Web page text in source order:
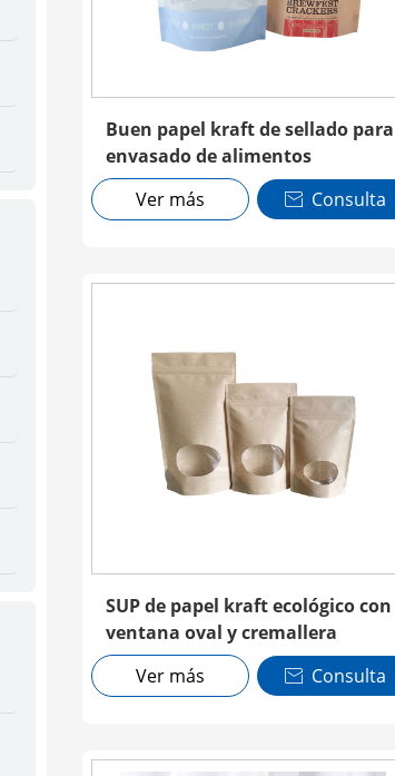
Buen papel kraft de sellado para
envasado de alimentos
Ver más
 Consulta
SUP de papel kraft ecológico con
ventana oval y cremallera
Ver más
 Consulta